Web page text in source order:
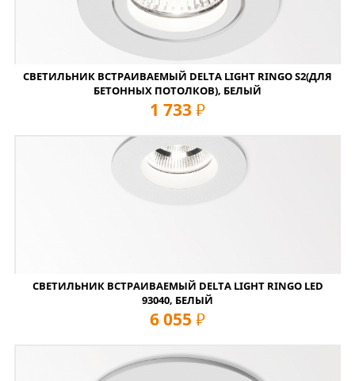
СВЕТИЛЬНИК ВСТРАИВАЕМЫЙ DELTA LIGHT RINGO S2(ДЛЯ
БЕТОННЫХ ПОТОЛКОВ), БЕЛЫЙ
1 733 руб
СВЕТИЛЬНИК ВСТРАИВАЕМЫЙ DELTA LIGHT RINGO LED
93040, БЕЛЫЙ
6 055 руб